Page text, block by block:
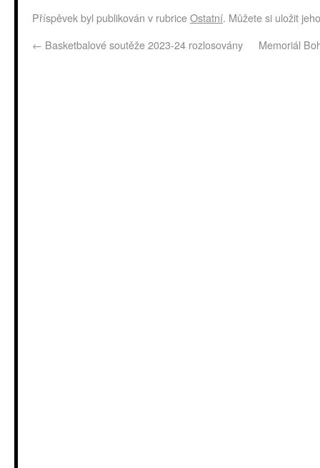
Příspěvek byl publikován v rubriceOstatní. Můžete si uložit
← Basketbalové soutěže 2023-24 rozlosovány Memoriál